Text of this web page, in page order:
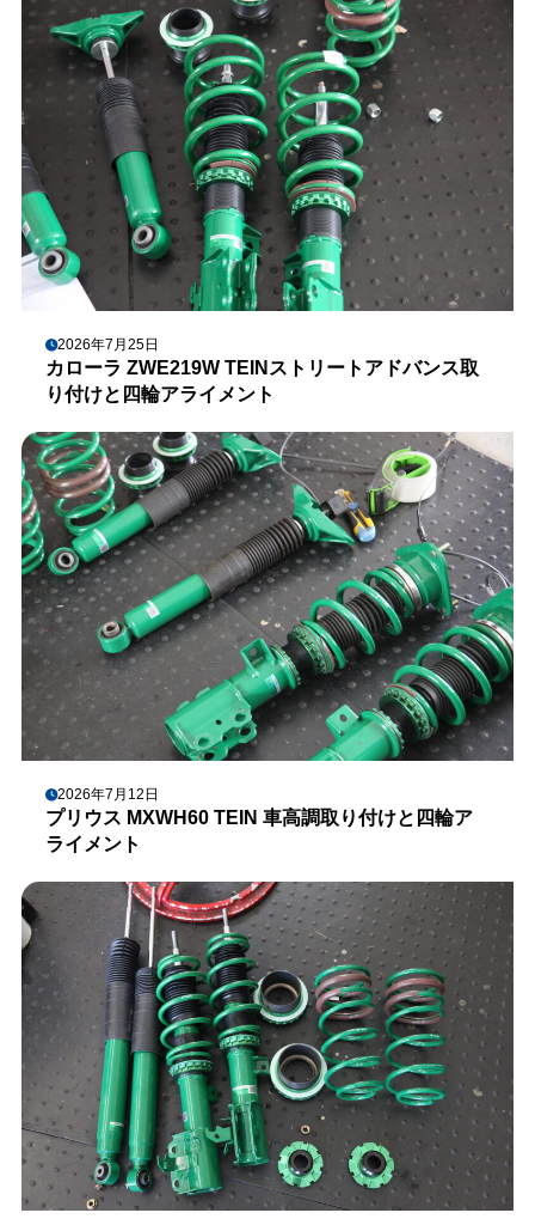
2026年7月25日
カローラ ZWE219W TEINストリートアドバンス取
り付けと四輪アライメント
2026年7月12日
プリウス MXWH60 TEIN 車高調取り付けと四輪ア
ライメント